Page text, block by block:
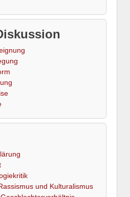
und Kulturalismus